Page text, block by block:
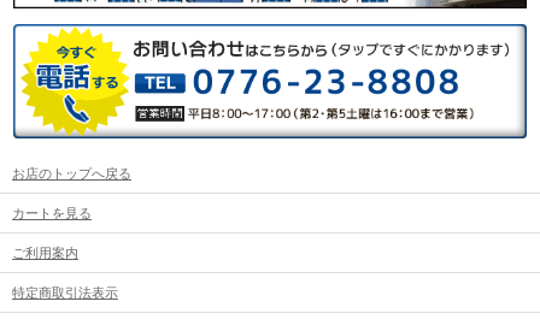
お店のトップへ戻る
カートを見る
ご利用案内
特定商取引法表示